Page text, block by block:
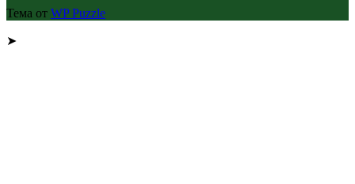
Тема от WP Puzzle
➤